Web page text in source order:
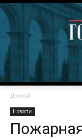
Домой
Новости